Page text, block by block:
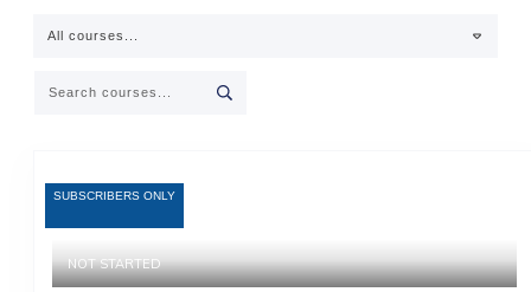
All courses...
SUBSCRIBERS ONLY
NOT STARTED